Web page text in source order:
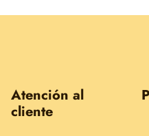
Atención al
cliente